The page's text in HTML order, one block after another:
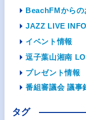
BeachFMからの
JAZZ LIVE
イベント情報
逗子葉山湘南
プレゼント情報
番組審議会 議事
タグ